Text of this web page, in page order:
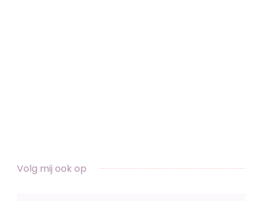
Volg mij ook op